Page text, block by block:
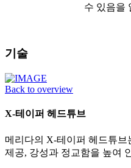
수 있음을
기술
Back to overview
X-테이퍼 헤드튜브
메리다의 X-테이퍼 헤드튜
제공, 강성과 정교함을 높여